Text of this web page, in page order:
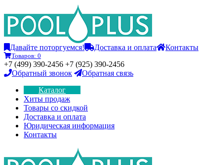
Давайте поторгуемся! Доставка и оплата Контакты
Товаров: 0
+7 (499) 390-2456 +7 (925) 390-2456
Обратный звонок
Обратная связь
Каталог
Хиты продаж
Товары со скидкой
Доставка и оплата
Юридическая информация
Контакты